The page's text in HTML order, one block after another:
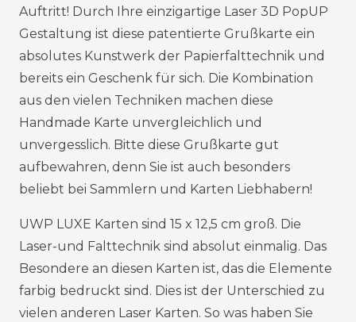
Auftritt! Durch Ihre einzigartige Laser 3D PopUP
Gestaltung ist diese patentierte Grußkarte ein
absolutes Kunstwerk der Papierfalttechnik und
bereits ein Geschenk für sich. Die Kombination
aus den vielen Techniken machen diese
Handmade Karte unvergleichlich und
unvergesslich. Bitte diese Grußkarte gut
aufbewahren, denn Sie ist auch besonders
beliebt bei Sammlern und Karten Liebhabern!
UWP LUXE Karten sind 15 x 12,5 cm groß. Die
Laser-und Falttechnik sind absolut einmalig. Das
Besondere an diesen Karten ist, das die Elemente
farbig bedruckt sind. Dies ist der Unterschied zu
vielen anderen Laser Karten. So was haben Sie